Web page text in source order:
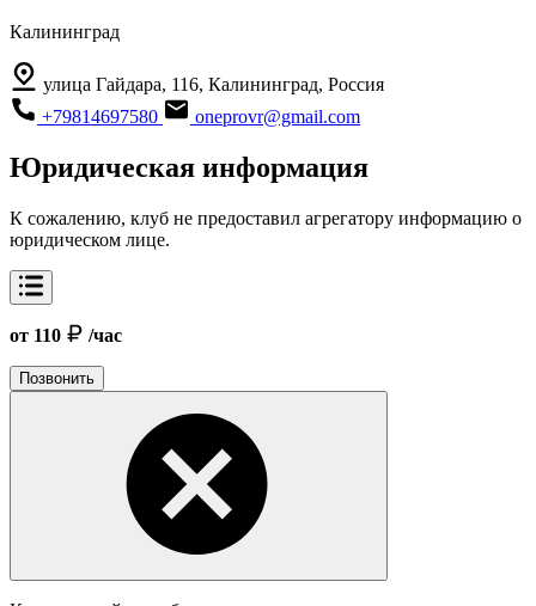
Калининград
улица Гайдара, 116, Калининград, Россия
+79814697580
oneprovr@gmail.com
Юридическая информация
К сожалению, клуб не предоставил агрегатору информацию о
юридическом лице.
от 110 /час
Позвонить